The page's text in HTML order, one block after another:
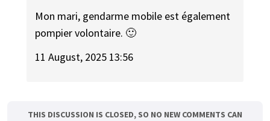
Mon mari, gendarme mobile est également
pompier volontaire. 🙂
11 August, 2025 13:56
THIS DISCUSSION IS CLOSED, SO NO NEW COMMENTS CAN